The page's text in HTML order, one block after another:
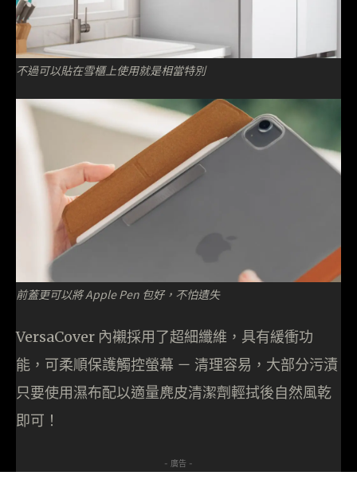
不過可以貼在雪櫃上使用就是相當特別
前蓋更可以將 Apple Pen 包好，不怕遺失
VersaCover 內襯採用了超細纖維，具有緩衝功
能，可柔順保護觸控螢幕 － 清理容易，大部分污漬
只要使用濕布配以適量麂皮清潔劑輕拭後自然風乾
即可！
- 廣告 -